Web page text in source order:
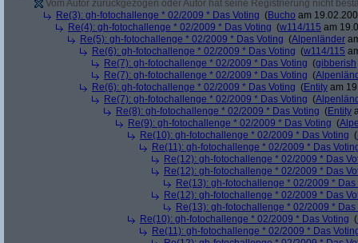
Vom Autor zurückgezogen oder Autor hat seine Registrierung nicht
Re(3): gh-fotochallenge * 02/2009 * Das Voting (Bucho am
Re(4): gh-fotochallenge * 02/2009 * Das Voting (w114/115 am
Re(5): gh-fotochallenge * 02/2009 * Das Voting (Alpenländer
Re(6): gh-fotochallenge * 02/2009 * Das Voting (w114/115
Re(7): gh-fotochallenge * 02/2009 * Das Voting (gibberish
Re(7): gh-fotochallenge * 02/2009 * Das Voting (
Re(6): gh-fotochallenge * 02/2009 * Das Voting (Entity am
Re(7): gh-fotochallenge * 02/2009 * Das Voting (
Re(8): gh-fotochallenge * 02/2009 * Das Voting (Entity
Re(9): gh-fotochallenge * 02/2009 * Das Voting (
Re(10): gh-fotochallenge * 02/2009 * Das Voting (
Re(11): gh-fotochallenge * 02/2009 * Das
Re(12): gh-fotochallenge * 02/2009 * Das
Re(12): gh-fotochallenge * 02/2009 * Das
Re(13): gh-fotochallenge * 02/2009 * Das
Re(12): gh-fotochallenge * 02/2009 * Das
Re(13): gh-fotochallenge * 02/2009 * Das
Re(10): gh-fotochallenge * 02/2009 * Das Voting (
Re(11): gh-fotochallenge * 02/2009 * Das